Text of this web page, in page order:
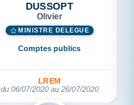
DUSSOPT
Olivier
MINISTRE DÉLÉGUÉ
Comptes publics
LREM
du 06/07/2020 au 26/07/2020